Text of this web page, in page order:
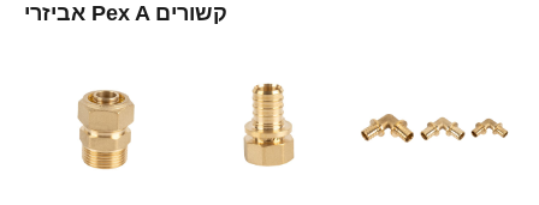
אביזרי Pex A קשורים